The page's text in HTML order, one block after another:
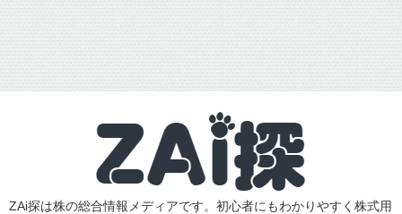
ZAi探は株の総合情報メディアです。初心者にもわかりやすく株式用